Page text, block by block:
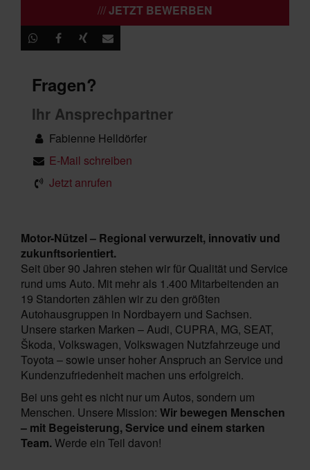
JETZT BEWERBEN
Fragen?
Ihr Ansprechpartner
Fabienne Helldörfer
E-Mail schreiben
Jetzt anrufen
Motor-Nützel – Regional verwurzelt, innovativ und
zukunftsorientiert.
Seit über 90 Jahren stehen wir für Qualität und Service
rund ums Auto. Mit mehr als 1.400 Mitarbeitenden an
19 Standorten zählen wir zu den größten
Autohausgruppen in Nordbayern und Sachsen.
Unsere starken Marken – Audi, CUPRA, MG, SEAT,
Škoda, Volkswagen, Volkswagen Nutzfahrzeuge und
Toyota – sowie unser hoher Anspruch an Service und
Kundenzufriedenheit machen uns erfolgreich.
Bei uns geht es nicht nur um Autos, sondern um
Menschen. Unsere Mission: Wir bewegen Menschen
– mit Begeisterung, Service und einem starken
Team.Werde ein Teil davon!